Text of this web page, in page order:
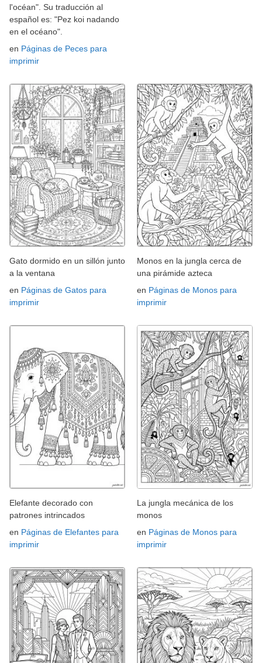
l'océan". Su traducción al
español es: "Pez koi nadando
en el océano".
en Páginas de Peces para
imprimir
Gato dormido en un sillón junto
a la ventana
en Páginas de Gatos para
imprimir
Monos en la jungla cerca de
una pirámide azteca
en Páginas de Monos para
imprimir
Elefante decorado con
patrones intrincados
en Páginas de Elefantes para
imprimir
La jungla mecánica de los
monos
en Páginas de Monos para
imprimir